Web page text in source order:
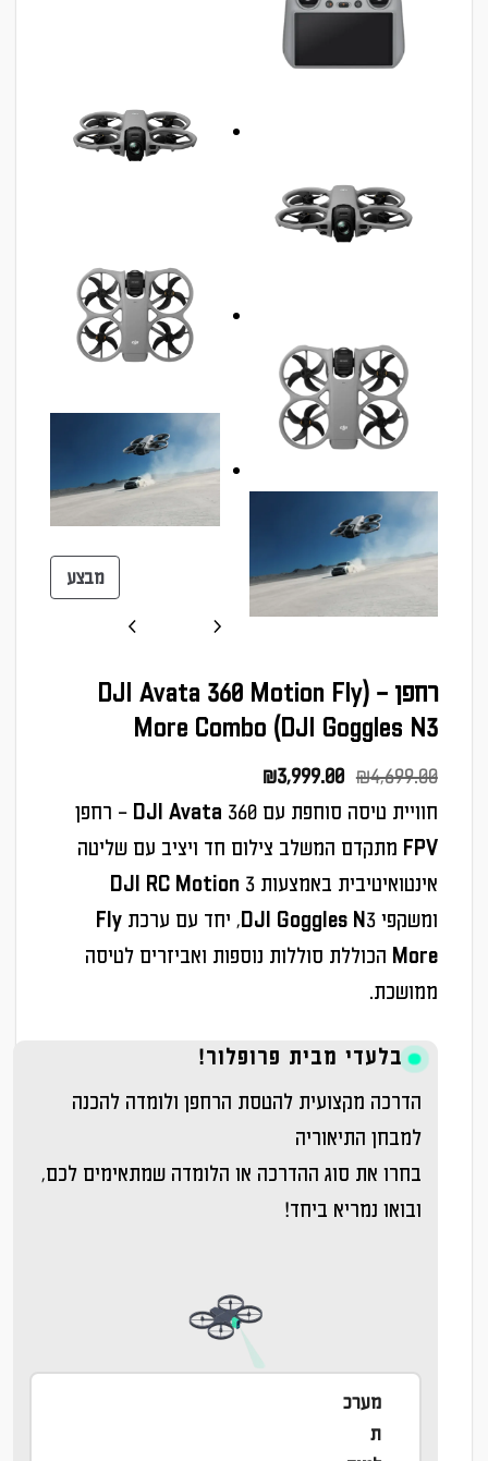
מבצע
רחפן – (DJI Avata 360 Motion Fly
More Combo (DJI Goggles N3
₪4,699.00
ה
מ
ח
י
ר
ה
ר
י
ה
י
₪3,999.00
מ
ח
י
ר
ה
כ
ח
ה
₪
3
חוויית טיסה סוחפת עם DJI Avata 360 – רחפן
FPV מתקדם המשלב צילום חד ויציב עם שליטה
אינטואיטיבית באמצעות DJI RC Motion 3
ומשקפי DJI Goggles N3, יחד עם ערכת Fly
More הכוללת סוללות נוספות ואביזרים לטיסה
ממושכת.
בלעדי מבית פרופלור!
הדרכה מקצועית להטסת הרחפן ולומדה להכנה
למבחן התיאוריה
בחרו את סוג ההדרכה או הלומדה שמתאימים לכם,
ובואו נמריא ביחד!
מערכ
ת